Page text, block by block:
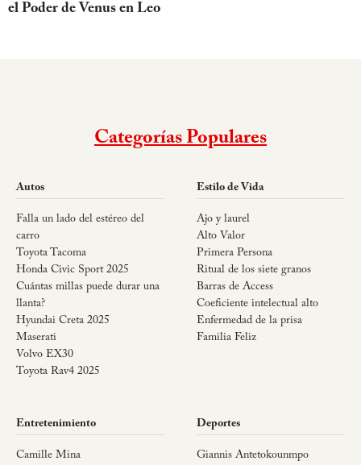
el Poder de Venus en Leo
Categorías Populares
Autos
Falla un lado del estéreo del
carro
Toyota Tacoma
Honda Civic Sport 2025
Cuántas millas puede durar una
llanta?
Hyundai Creta 2025
Maserati
Volvo EX30
Toyota Rav4 2025
Estilo de Vida
Ajo y laurel
Alto Valor
Primera Persona
Ritual de los siete granos
Barras de Access
Coeficiente intelectual alto
Enfermedad de la prisa
Familia Feliz
Entretenimiento
Camille Mina
Deportes
Giannis Antetokounmpo